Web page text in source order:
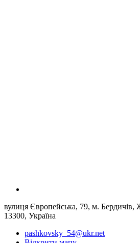
вулиця Європейська, 79, м. Бердичів,
13300, Україна
pashkovsky_54@ukr.net